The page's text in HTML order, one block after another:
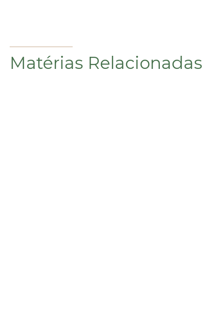
Matérias Relacionadas